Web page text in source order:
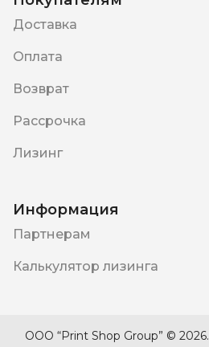
Доставка
Оплата
Возврат
Рассрочка
Лизинг
Информация
Партнерам
Калькулятор лизинга
ООО “Print Shop Group” © 2026.